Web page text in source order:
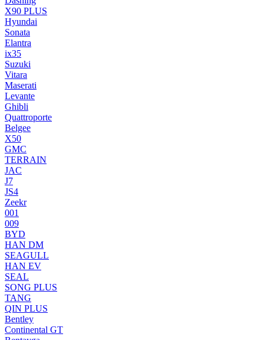
X90 PLUS
Hyundai
Sonata
Elantra
ix35
Suzuki
Vitara
Maserati
Levante
Ghibli
Quattroporte
Belgee
X50
GMC
TERRAIN
JAC
J7
JS4
Zeekr
001
009
BYD
HAN DM
SEAGULL
HAN EV
SEAL
SONG PLUS
TANG
QIN PLUS
Bentley
Continental GT